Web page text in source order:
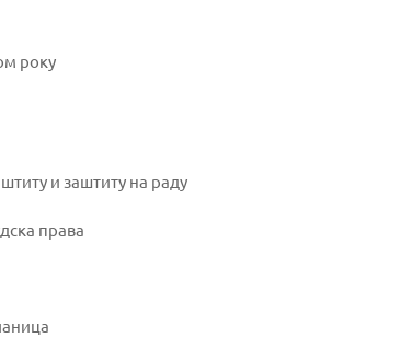
року
и заштиту на раду
права